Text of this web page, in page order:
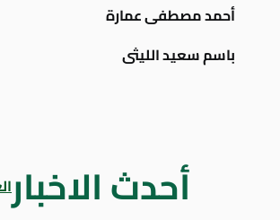
أحمد مصطفى عمارة
باسم سعيد الليثى
أحدث الاخبار